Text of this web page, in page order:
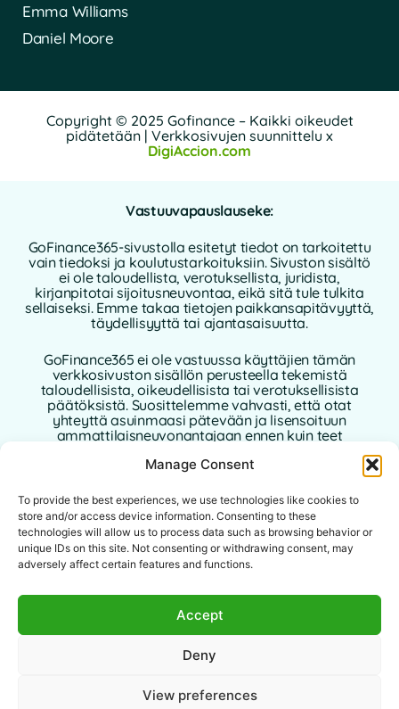
Manage Consent
To provide the best experiences, we use technologies like cookies to
store and/or access device information. Consenting to these
technologies will allow us to process data such as browsing behavior or
unique IDs on this site. Not consenting or withdrawing consent, may
adversely affect certain features and functions.
Accept
Deny
View preferences
Emma Williams
Daniel Moore
Copyright © 2025 Gofinance – Kaikki oikeudet
pidätetään | Verkkosivujen suunnittelu x
DigiAccion.com
Vastuuvapauslauseke:
GoFinance365-sivustolla esitetyt tiedot on tarkoitettu
vain tiedoksi ja koulutustarkoituksiin. Sivuston sisältö
ei ole taloudellista, verotuksellista, juridista,
kirjanpitotai sijoitusneuvontaa, eikä sitä tule tulkita
sellaiseksi. Emme takaa tietojen paikkansapitävyyttä,
täydellisyyttä tai ajantasaisuutta.
GoFinance365 ei ole vastuussa käyttäjien tämän
verkkosivuston sisällön perusteella tekemistä
taloudellisista, oikeudellisista tai verotuksellisista
päätöksistä. Suosittelemme vahvasti, että otat
yhteyttä asuinmaasi pätevään ja lisensoituun
ammattilaisneuvonantajaan ennen kuin teet
taloudellisia päätöksiä.
Tämän verkkosivuston käyttö edellyttää tämän
vastuuvapauslausekkeen hyväksymistä.
GoFinance365, sen kirjoittajat tai avustajat eivät ole
vastuussa mistään suorista, epäsuorista tai välillisistä
vahingoista, jotka johtuvat sivustolla olevien tietojen
Tämä verkkosivusto on tarkoitettu
tietyissä lainkäyttöalueissa. Jokainen käyttäjä on
sovellettavuuden tarkistamisesta paikallisten lakien
mukaisesti.